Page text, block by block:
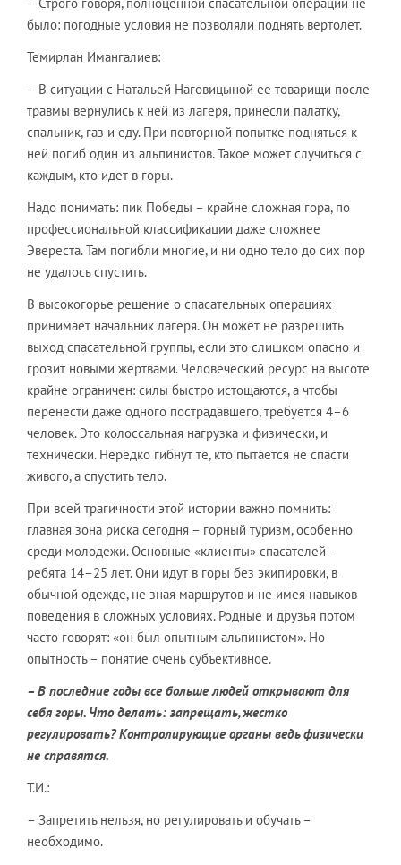
было: погодные условия не позволяли поднять вертолет.
Темирлан Имангалиев:
– В ситуации с Натальей Наговицыной ее товарищи после
травмы вернулись к ней из лагеря, принесли палатку,
спальник, газ и еду. При повторной попытке подняться к
ней погиб один из альпинистов. Такое может случиться с
каждым, кто идет в горы.
Надо понимать: пик Победы – крайне сложная гора, по
профессиональной классификации даже сложнее
Эвереста. Там погибли многие, и ни одно тело до сих пор
не удалось спустить.
В высокогорье решение о спасательных операциях
принимает начальник лагеря. Он может не разрешить
выход спасательной группы, если это слишком опасно и
грозит новыми жертвами. Человеческий ресурс на высоте
крайне ограничен: силы быстро истощаются, а чтобы
перенести даже одного пострадавшего, требуется 4–6
человек. Это колоссальная нагрузка и физически, и
технически. Нередко гибнут те, кто пытается не спасти
живого, а спустить тело.
При всей трагичности этой истории важно помнить:
главная зона риска сегодня – горный туризм, особенно
среди молодежи. Основные «клиенты» спасателей –
ребята 14–25 лет. Они идут в горы без экипировки, в
обычной одежде, не зная маршрутов и не имея навыков
поведения в сложных условиях. Родные и друзья потом
часто говорят: «он был опытным альпинистом». Но
опытность – понятие очень субъективное.
– В последние годы все больше людей открывают для
себя горы. Что делать: запрещать, жестко
регулировать? Контролирующие органы ведь физически
не справятся.
Т.И.:
– Запретить нельзя, но регулировать и обучать –
необходимо.